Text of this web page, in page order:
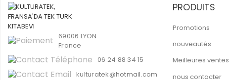
69006 LYON
France
06 24 88 34 15
kulturatek@hotmail.com
PRODUITS
Promotions
nouveautés
Meilleures ventes
nous contacter